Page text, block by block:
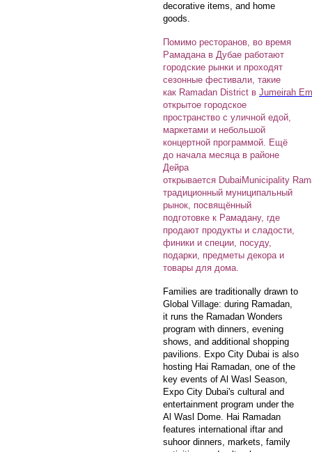
decorative items, and home
goods.
Помимо ресторанов, во время
Рамадана в Дубае работают
городские рынки и проходят
сезонные фестивали, такие
как Ramadan District в Jumeirah
открытое городское
пространство с уличной едой,
маркетами и небольшой
концертной программой. Ещё
до начала месяца в районе
Дейра
открывается DubaiMunicipality
традиционный муниципальный
рынок, посвящённый
подготовке к Рамадану, где
продают продукты и сладости,
финики и специи, посуду,
подарки, предметы декора и
товары для дома.
Families are traditionally drawn to
Global Village: during Ramadan,
it runs the Ramadan Wonders
program with dinners, evening
shows, and additional shopping
pavilions. Expo City Dubai is also
hosting Hai Ramadan, one of the
key events of Al Wasl Season,
Expo City Dubai's cultural and
entertainment program under the
Al Wasl Dome. Hai Ramadan
features international iftar and
suhoor dinners, markets, family